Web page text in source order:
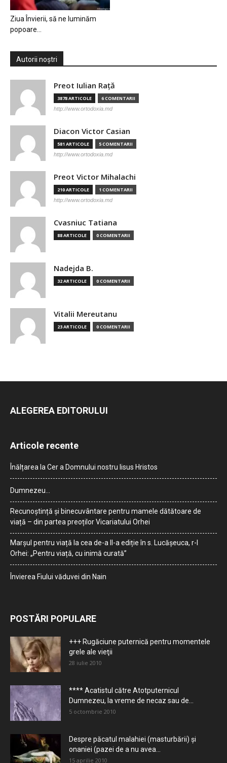
Ziua Învierii, să ne luminăm
popoare…
Autorii noștri
Preot Iulian Raţă
3878 ARTICOLE 6 COMENTARII
http://www.ortodoxia.md
Diacon Victor Casian
581 ARTICOLE 5 COMENTARII
http://www.ortodoxia.md
Preot Victor Mihalachi
210 ARTICOLE 1 COMENTARII
http://www.ortodoxia.md
Cvasniuc Tatiana
88 ARTICOLE 0 COMENTARII
Nadejda B.
32 ARTICOLE 0 COMENTARII
Vitalii Mereutanu
23 ARTICOLE 0 COMENTARII
ALEGEREA EDITORULUI
Articole recente
Înălțarea la Cer a Domnului nostru Iisus Hristos
Dumnezeu…
Recunoștință și binecuvântare pentru mamele dătătoare de
viață – din partea preoților Vicariatului Orhei
Marșul pentru viață la cea de-a II-a ediție în s. Lucășeuca, r-l
Orhei: „Pentru viață, cu inimă curată”
Învierea Fiului văduvei din Nain
POSTĂRI POPULARE
+++ Rugăciune puternică pentru momentele
grele ale vieţii
28 iulie 2010
**** Acatistul către Atotputernicul
Dumnezeu, la vreme de necaz sau de...
5 octombrie 2010
Despre păcatul malahiei (masturbării) şi
onaniei (pazei de a nu avea...
15 aprilie 2010